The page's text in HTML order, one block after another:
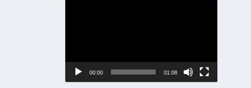
00:00 01:08